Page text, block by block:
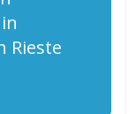
Rieste